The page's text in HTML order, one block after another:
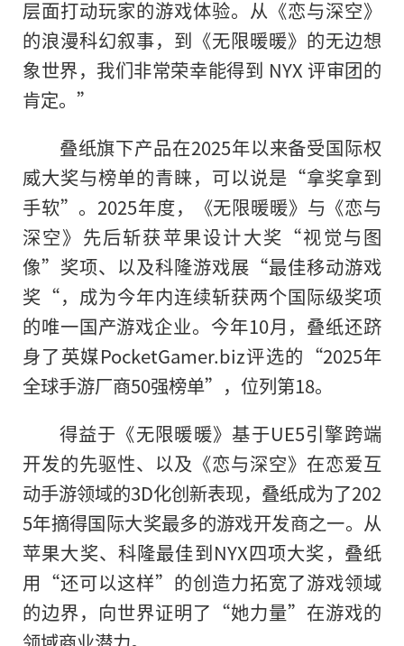
层面打动玩家的游戏体验。从《恋与深空》
的浪漫科幻叙事，到《无限暖暖》的无边想
象世界，我们非常荣幸能得到 NYX 评审团的
肯定。”
叠纸旗下产品在2025年以来备受国际权
威大奖与榜单的青睐，可以说是“拿奖拿到
手软”。2025年度，《无限暖暖》与《恋与
深空》先后斩获苹果设计大奖“视觉与图
像”奖项、以及科隆游戏展“最佳移动游戏
奖“，成为今年内连续斩获两个国际级奖项
的唯一国产游戏企业。今年10月，叠纸还跻
身了英媒PocketGamer.biz评选的“2025年
全球手游厂商50强榜单”，位列第18。
得益于《无限暖暖》基于UE5引擎跨端
开发的先驱性、以及《恋与深空》在恋爱互
动手游领域的3D化创新表现，叠纸成为了202
5年摘得国际大奖最多的游戏开发商之一。从
苹果大奖、科隆最佳到NYX四项大奖，叠纸
用“还可以这样”的创造力拓宽了游戏领域
的边界，向世界证明了“她力量”在游戏的